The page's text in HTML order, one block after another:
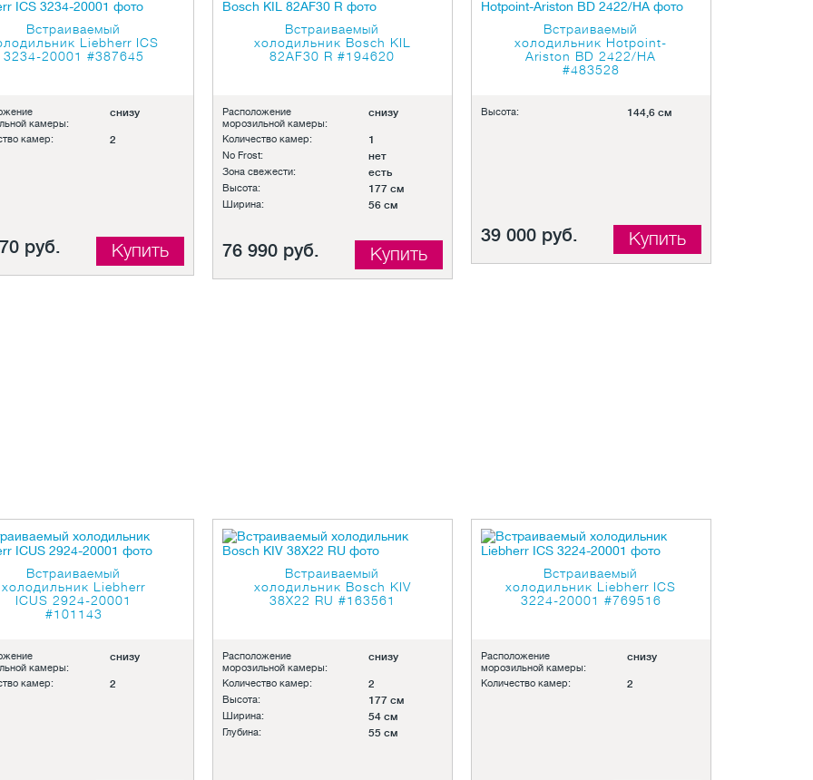
Встраиваемый
Liebherr ICS
3234-20001 #387645
камеры:
снизу
камер: 2
руб. Купить
Встраиваемый
холодильник Bosch KIL
82AF30 R#194620
Расположение
морозильной камеры:
снизу
Количество камер: 1
No Frost: нет
Зона свежести: есть
Высота: 177 см
Ширина: 56 см
76 990 руб. Купить
Встраиваемый
холодильник Hotpoint-
Ariston BD 2422/HA
#483528
Высота: 144,6 см
39 000 руб. Купить
Встраиваемый
холодильник Liebherr
ICUS 2924-20001
#101143
камеры:
снизу
камер: 2
Встраиваемый
холодильник Bosch KIV
38X22 RU #163561
Расположение
морозильной камеры:
снизу
Количество камер: 2
Высота: 177 см
Ширина: 54 см
Глубина: 55 см
Встраиваемый
холодильник Liebherr ICS
3224-20001 #769516
Расположение
морозильной камеры:
снизу
Количество камер: 2